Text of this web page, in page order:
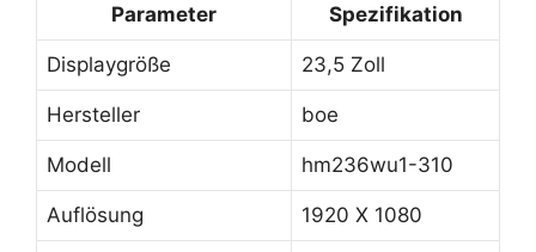
Parameter Spezifikation
Displaygröße 23,5 Zoll
Hersteller boe
Modell hm236wu1-310
Auflösung 1920 X 1080